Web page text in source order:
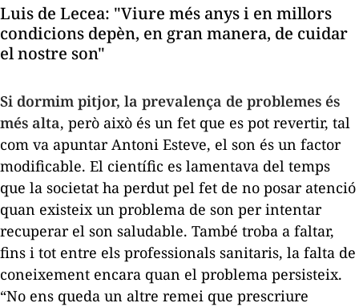
Luis de Lecea: "Viure més anys i en millors
condicions depèn, en gran manera, de cuidar
el nostre son"
Si dormim pitjor, la prevalença de problemes és
més alta, però això és un fet que es pot revertir, tal
com va apuntar Antoni Esteve, el son és un factor
modificable. El científic es lamentava del temps
que la societat ha perdut pel fet de no posar atenció
quan existeix un problema de son per intentar
recuperar el son saludable. També troba a faltar,
fins i tot entre els professionals sanitaris, la falta de
coneixement encara quan el problema persisteix.
“No ens queda un altre remei que prescriure